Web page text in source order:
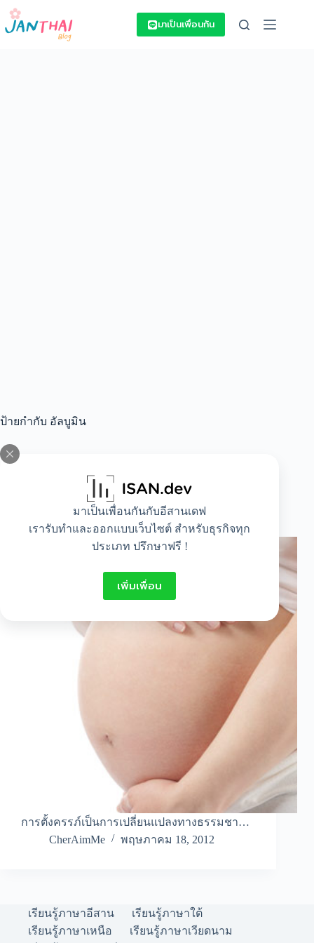
Skip
content
มาเป็นเพื่อนกันกับอีสานเดฟ
เรารับทำและออกแบบเว็บไซต์ สำหรับธุรกิจทุก
ประเภท ปรึกษาฟรี !
เพิ่มเพื่อน
มาเป็นเพื่อนกัน
ป้ายกำกับ อัลบูมิน
Healthy Lifestyle
อาการป่วยที่พบได้บ่อยในขณะตั้งครรภ์
การตั้งครรภ์เป็นการเปลี่ยนแปลงทางธรรมชา…
CherAimMe
พฤษภาคม 18, 2012
เรียนรู้ภาษาอีสาน
เรียนรู้ภาษาใต้
เรียนรู้ภาษาเหนือ
เรียนรู้ภาษาเวียดนาม